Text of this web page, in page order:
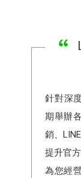
針對深
期舉辦
銷、
提升官
為您經